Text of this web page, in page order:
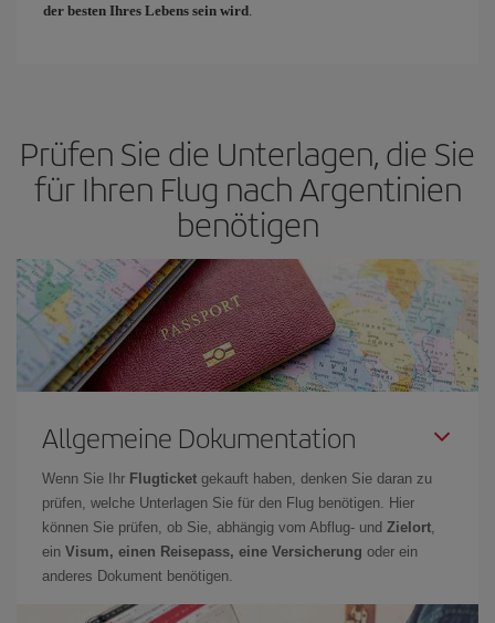
der besten Ihres Lebens sein wird
Prüfen Sie die Unterlagen, die Sie
für Ihren Flug nach Argentinien
benötigen
Allgemeine Dokumentation
Wenn Sie Ihr Flugticket gekauft haben, denken Sie daran zu
prüfen, welche Unterlagen Sie für den Flug benötigen. Hier
können Sie prüfen, ob Sie, abhängig vom Abflug- und Zielort
ein Visum, einen Reisepass, eine Versicherung oder ein
anderes Dokument benötigen.